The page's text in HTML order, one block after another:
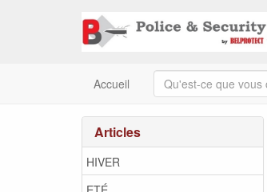
Accueil
Articles
HIVER